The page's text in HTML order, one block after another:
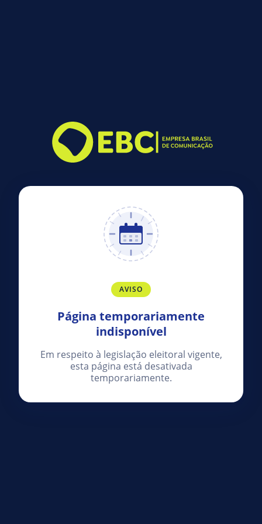
AVISO
Página temporariamente
indisponível
Em respeito à legislação eleitoral vigente,
esta página está desativada
temporariamente.